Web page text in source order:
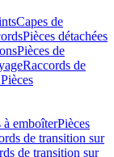
Capes de
Pièces détachées
Pièces de
Raccords de
à emboîterPièces
de transition sur
de transition sur